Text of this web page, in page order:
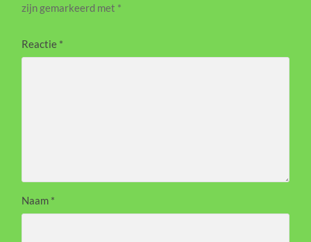
zijn gemarkeerd met *
Reactie *
Naam *